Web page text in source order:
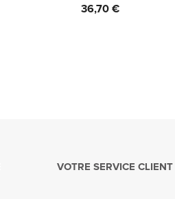
Prix
36,70 €
VOTRE SERVICE CLIENT